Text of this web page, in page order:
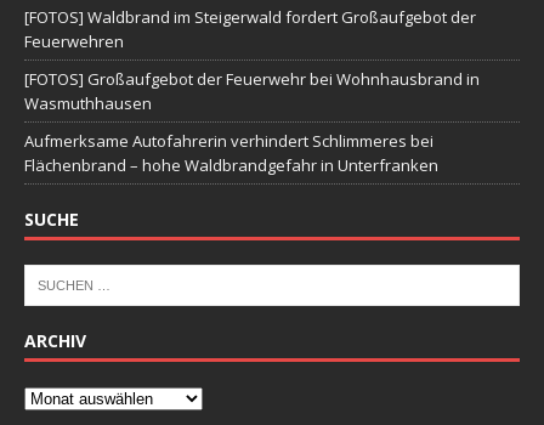
[FOTOS] Waldbrand im Steigerwald fordert Großaufgebot der
Feuerwehren
[FOTOS] Großaufgebot der Feuerwehr bei Wohnhausbrand in
Wasmuthhausen
Aufmerksame Autofahrerin verhindert Schlimmeres bei
Flächenbrand – hohe Waldbrandgefahr in Unterfranken
SUCHE
ARCHIV